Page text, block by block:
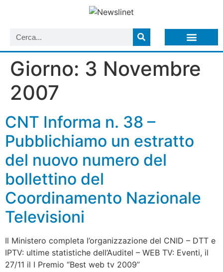
Giorno: 3 Novembre
2007
CNT Informa n. 38 –
Pubblichiamo un estratto
del nuovo numero del
bollettino del
Coordinamento Nazionale
Televisioni
Il Ministero completa l’organizzazione del CNID – DTT e
IPTV: ultime statistiche dell’Auditel – WEB TV: Eventi, il
27/11 il I Premio “Best web tv 2009”